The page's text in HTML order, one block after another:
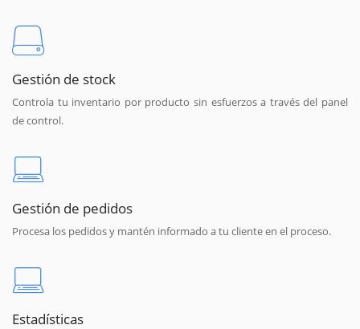
Gestión de stock
Controla tu inventario por producto sin esfuerzos a través del panel
de control.
Gestión de pedidos
Procesa los pedidos y mantén informado a tu cliente en el proceso.
Estadísticas